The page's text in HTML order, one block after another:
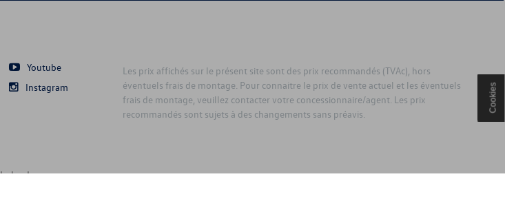
Youtube
Instagram
Les prix affichés sur le présent site sont des prix recommandés (TVAc), hors
éventuels frais de montage. Pour connaitre le prix de vente actuel et les éventuels
frais de montage, veuillez contacter votre concessionnaire/agent. Les prix
recommandés sont sujets à des changements sans préavis.
Cookies